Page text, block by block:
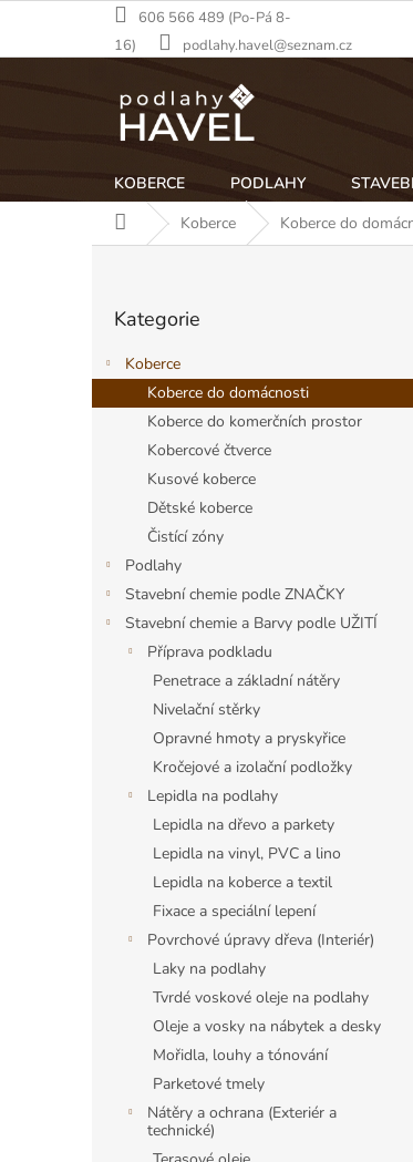
obsah
606 566 489 (Po-Pá 8-
16)
podlahy.havel@seznam.cz
KOBERCE PODLAHY
Domů Koberce Koberce do
a
n
kategorie
Kategorie
Koberce
Koberce do domácnosti
Koberce do komerčních prostor
Kobercové čtverce
Kusové koberce
Dětské koberce
Čistící zóny
Podlahy
Stavební chemie podle ZNAČKY
Stavební chemie a Barvy podle UŽITÍ
Příprava podkladu
Penetrace a základní nátěry
Nivelační stěrky
Opravné hmoty a pryskyřice
Kročejové a izolační podložky
Lepidla na podlahy
Lepidla na dřevo a parkety
Lepidla na vinyl, PVC a lino
Lepidla na koberce a textil
Fixace a speciální lepení
Povrchové úpravy dřeva (Interiér)
Laky na podlahy
Tvrdé voskové oleje na podlahy
Oleje a vosky na nábytek a desky
Mořidla, louhy a tónování
Parketové tmely
Nátěry a ochrana (Exteriér a
technické)